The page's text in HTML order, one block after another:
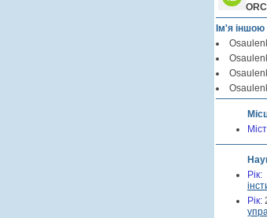
Ім'я
Рік:
Рік: